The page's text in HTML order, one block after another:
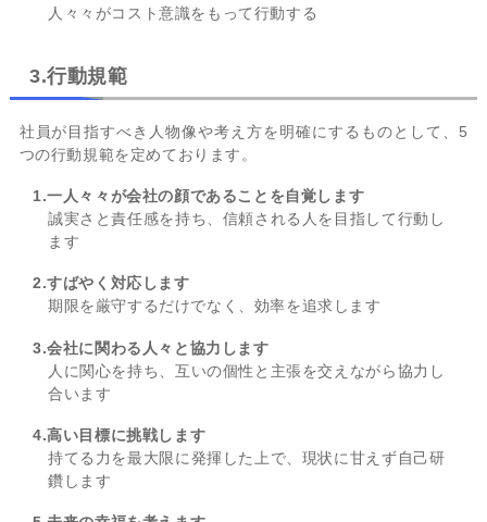
人々々がコスト意識をもって行動する
3.行動規範
社員が目指すべき人物像や考え方を明確にするものとして、5
つの行動規範を定めております。
1.一人々々が会社の顔であることを自覚します
誠実さと責任感を持ち、信頼される人を目指して行動し
ます
2.すばやく対応します
期限を厳守するだけでなく、効率を追求します
3.会社に関わる人々と協力します
人に関心を持ち、互いの個性と主張を交えながら協力し
合います
4.高い目標に挑戦します
持てる力を最大限に発揮した上で、現状に甘えず自己研
鑽します